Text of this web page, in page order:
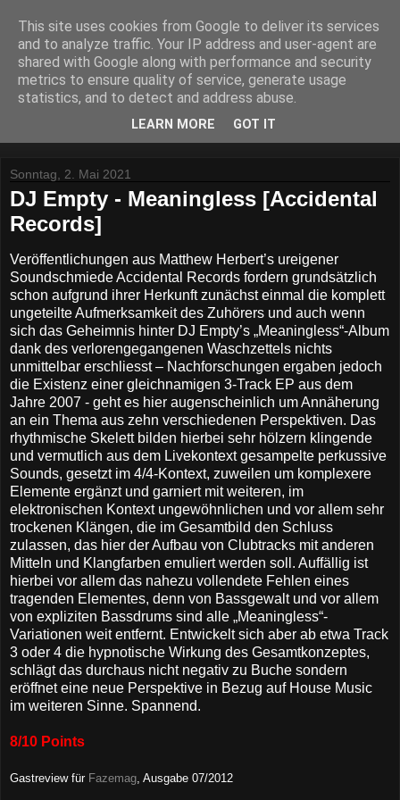
Lost Reviews From The
Archive
Was nach der Deadline übrig blieb.
Sonntag, 2. Mai 2021
DJ Empty - Meaningless [Accidental
Records]
Veröffentlichungen aus Matthew Herbert’s ureigener
Soundschmiede Accidental Records fordern grundsätzlich
schon aufgrund ihrer Herkunft zunächst einmal die komplett
ungeteilte Aufmerksamkeit des Zuhörers und auch wenn
sich das Geheimnis hinter DJ Empty’s „Meaningless“-Album
dank des verlorengegangenen Waschzettels nichts
unmittelbar erschliesst – Nachforschungen ergaben jedoch
die Existenz einer gleichnamigen 3-Track EP aus dem
Jahre 2007 - geht es hier augenscheinlich um Annäherung
an ein Thema aus zehn verschiedenen Perspektiven. Das
rhythmische Skelett bilden hierbei sehr hölzern klingende
und vermutlich aus dem Livekontext gesampelte perkussive
Sounds, gesetzt im 4/4-Kontext, zuweilen um komplexere
Elemente ergänzt und garniert mit weiteren, im
elektronischen Kontext ungewöhnlichen und vor allem sehr
trockenen Klängen, die im Gesamtbild den Schluss
zulassen, das hier der Aufbau von Clubtracks mit anderen
Mitteln und Klangfarben emuliert werden soll. Auffällig ist
hierbei vor allem das nahezu vollendete Fehlen eines
tragenden Elementes, denn von Bassgewalt und vor allem
von expliziten Bassdrums sind alle „Meaningless“-
Variationen weit entfernt. Entwickelt sich aber ab etwa Track
3 oder 4 die hypnotische Wirkung des Gesamtkonzeptes,
schlägt das durchaus nicht negativ zu Buche sondern
eröffnet eine neue Perspektive in Bezug auf House Music
im weiteren Sinne. Spannend.
8/10 Points
Gastreview für Fazemag , Ausgabe 07/2012
This site uses cookies from Google to deliver its services
and to analyze traffic. Your IP address and user-agent are
shared with Google along with performance and security
metrics to ensure quality of service, generate usage
statistics, and to detect and address abuse.
LEARN MORE GOT IT